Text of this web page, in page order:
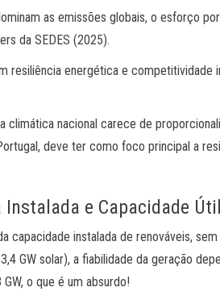
as emissões globais, o esforço
da SEDES (2025).
resiliência energética e
climática nacional carece de
deve ter como foco principal a
e Capacidade Útil
capacidade instalada de renováveis,
GW solar), a fiabilidade da geração
o que é um absurdo!